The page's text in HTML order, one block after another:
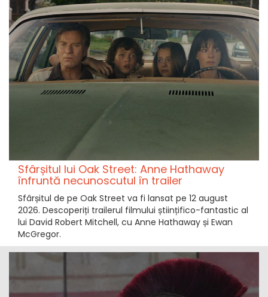
Sfârșitul lui Oak Street: Anne Hathaway
înfruntă necunoscutul în trailer
Sfârșitul de pe Oak Street va fi lansat pe 12 august
2026. Descoperiți trailerul filmului științifico-fantastic al
lui David Robert Mitchell, cu Anne Hathaway și Ewan
McGregor.